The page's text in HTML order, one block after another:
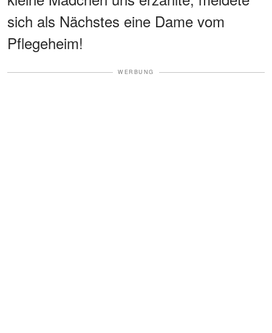
sich als Nächstes eine Dame vom
Pflegeheim!
WERBUNG